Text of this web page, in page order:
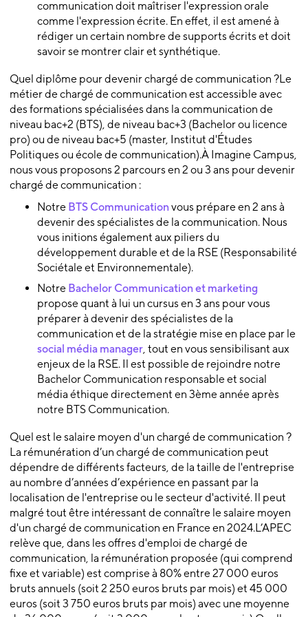
communication doit maîtriser l'expression orale
comme l'expression écrite. En effet, il est amené à
rédiger un certain nombre de supports écrits et doit
savoir se montrer clair et synthétique.
Quel diplôme pour devenir chargé de communication ?Le
métier de chargé de communication est accessible avec
des formations spécialisées dans la communication de
niveau bac+2 (BTS), de niveau bac+3 (Bachelor ou licence
pro) ou de niveau bac+5 (master, Institut d'Études
Politiques ou école de communication).À Imagine Campus,
nous vous proposons 2 parcours en 2 ou 3 ans pour devenir
chargé de communication :
Notre BTS Communicationvous prépare en 2 ans à
devenir des spécialistes de la communication. Nous
vous initions également aux piliers du
développement durable et de la RSE (Responsabilité
Sociétale et Environnementale).
Notre Bachelor Communication et marketing
propose quant à lui un cursus en 3 ans pour vous
préparer à devenir des spécialistes de la
communication et de la stratégie mise en place par le
social média manager, tout en vous sensibilisant aux
enjeux de la RSE. Il est possible de rejoindre notre
Bachelor Communication responsable et social
média éthique directement en 3ème année après
notre BTS Communication.
Quel est le salaire moyen d'un chargé de communication ?
La rémunération d’un chargé de communication peut
dépendre de différents facteurs, de la taille de l'entreprise
au nombre d’années d’expérience en passant par la
localisation de l'entreprise ou le secteur d'activité. Il peut
malgré tout être intéressant de connaître le salaire moyen
d'un chargé de communication en France en 2024.L’APEC
relève que, dans les offres d'emploi de chargé de
communication, la rémunération proposée (qui comprend
fixe et variable) est comprise à 80% entre 27 000 euros
bruts annuels (soit 2 250 euros bruts par mois) et 45 000
euros (soit 3 750 euros bruts par mois) avec une moyenne